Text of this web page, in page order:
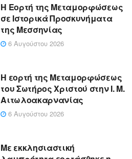
Η Εορτή της Μεταμορφώσεως
σε Ιστορικά Προσκυνήματα
της Μεσσηνίας
6 Αυγούστου 2026
Η εορτή της Μεταμορφώσεως
του Σωτήρος Χριστού στην Ι. Μ.
Αιτωλοακαρνανίας
6 Αυγούστου 2026
Με εκκλησιαστική